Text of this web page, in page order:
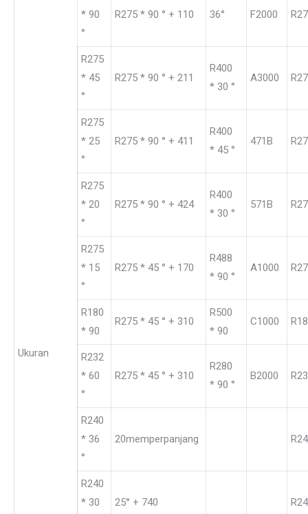
Ukuran
* 90
°
R275 * 90 ° + 110 36° F2000
R275
* 45
°
R275 * 90 ° + 211
R400
* 30 °
A3000
R275
* 25
°
R275 * 90 ° + 411
R400
* 45 °
471B
R275
* 20
°
R275 * 90 ° + 424
R400
* 30 °
571B
R275
* 15
°
R275 * 45 ° + 170
R488
* 90 °
A1000
R180
* 90
R275 * 45 ° + 310
R500
* 90
C1000
R232
* 60
°
R275 * 45 ° + 310
R280
* 90 °
B2000
R240
* 36
°
20memperpanjang
R240
* 30
25° + 740